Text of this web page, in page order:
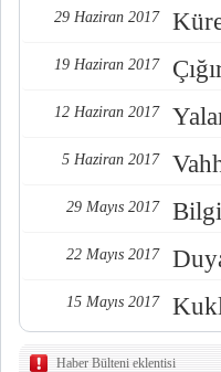
29 Haziran 2017
19 Haziran 2017
12 Haziran 2017
5 Haziran 2017
29 Mayıs 2017
22 Mayıs 2017
15 Mayıs 2017
Haber Bülteni eklentisi